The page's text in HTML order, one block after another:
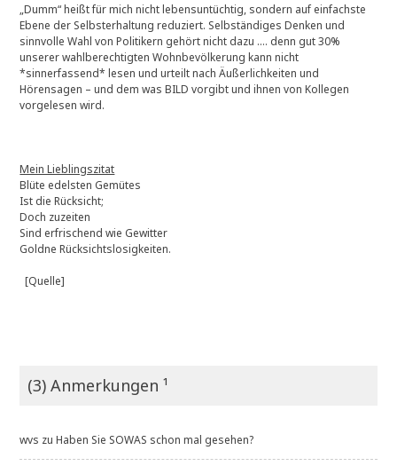
„Dumm“ heißt für mich nicht lebensuntüchtig, sondern auf einfachste
Ebene der Selbsterhaltung reduziert. Selbständiges Denken und
sinnvolle Wahl von Politikern gehört nicht dazu …. denn gut 30%
unserer wahlberechtigten Wohnbevölkerung kann nicht
*sinnerfassend* lesen und urteilt nach Äußerlichkeiten und
Hörensagen – und dem was BILD vorgibt und ihnen von Kollegen
vorgelesen wird.
Mein Lieblingszitat
Blüte edelsten Gemütes
Ist die Rücksicht;
Doch zuzeiten
Sind erfrischend wie Gewitter
Goldne Rücksichtslosigkeiten.
[Quelle]
(3) Anmerkungen ¹
wvs zuHaben Sie SOWAS schon mal gesehen?